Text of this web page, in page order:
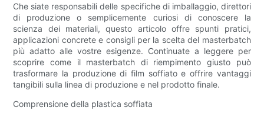
Che siate responsabili delle specifiche di imballaggio, direttori
di produzione o semplicemente curiosi di conoscere la
scienza dei materiali, questo articolo offre spunti pratici,
applicazioni concrete e consigli per la scelta del masterbatch
più adatto alle vostre esigenze. Continuate a leggere per
scoprire come il masterbatch di riempimento giusto può
trasformare la produzione di film soffiato e offrire vantaggi
tangibili sulla linea di produzione e nel prodotto finale.
Comprensione della plastica soffiata